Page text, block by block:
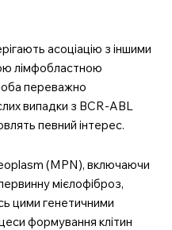
асоціацію з іншими
лімфобластною
переважно
випадки з BCR-ABL
певний інтерес.
(MPN), включаючи
мієлофіброз,
цими генетичними
формування клітин